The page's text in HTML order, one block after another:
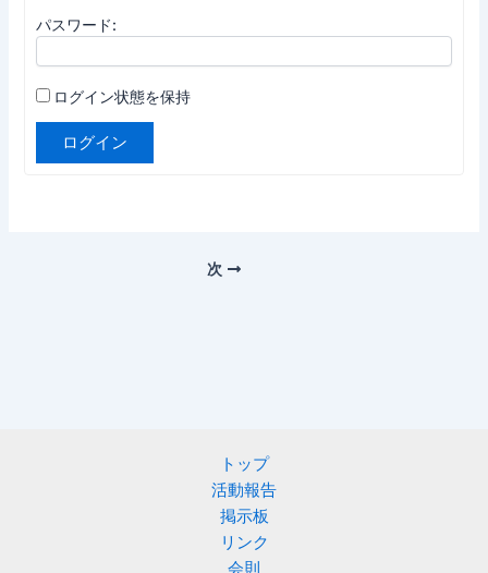
パスワード:
ログイン状態を保持
ログイン
次
トップ
活動報告
掲示板
リンク